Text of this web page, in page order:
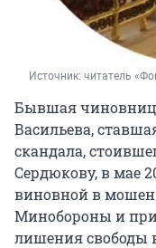
Источник: читатель
Бывшая
Васильева,
скандала,
Сердюкову, в мае
виновной в
Минобороны и
лишения свободы